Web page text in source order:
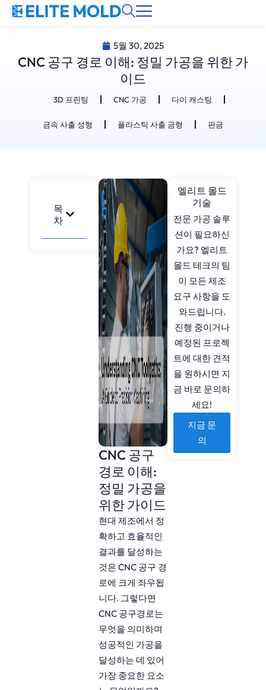
5월 30, 2025
CNC 공구 경로 이해: 정밀 가공을 위한 가
이드
3D 프린팅 CNC 가공 다이 캐스팅
금속 사출 성형 플라스틱 사출 금형 판금
목
차
CNC 공구
경로 이해:
정밀 가공을
위한 가이드
현대 제조에서 정
확하고 효율적인
결과를 달성하는
것은 CNC 공구 경
로에 크게 좌우됩
니다. 그렇다면
CNC 공구경로는
무엇을 의미하며
성공적인 가공을
달성하는 데 있어
가장 중요한 요소
엘리트 몰드
기술
전문 가공 솔루
션이 필요하신
가요? 엘리트
몰드 테크의 팀
이 모든 제조
요구 사항을 도
와드립니다.
진행 중이거나
예정된 프로젝
트에 대한 견적
을 원하시면 지
금 바로 문의하
세요!
지금 문
의